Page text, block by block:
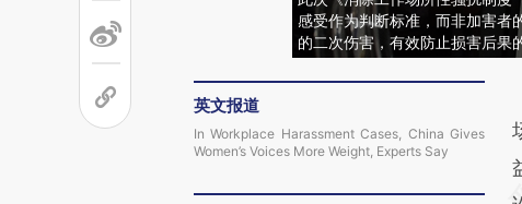
感受作为判断标准，而非加害者
的二次伤害，有效防止损害后果
英文报道
In Workplace Harassment Cases, China Gives
Women’s Voices More Weight, Experts Say